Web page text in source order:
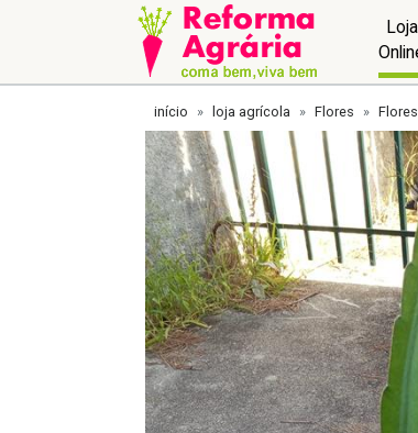
Loja
início loja agrícola Flores